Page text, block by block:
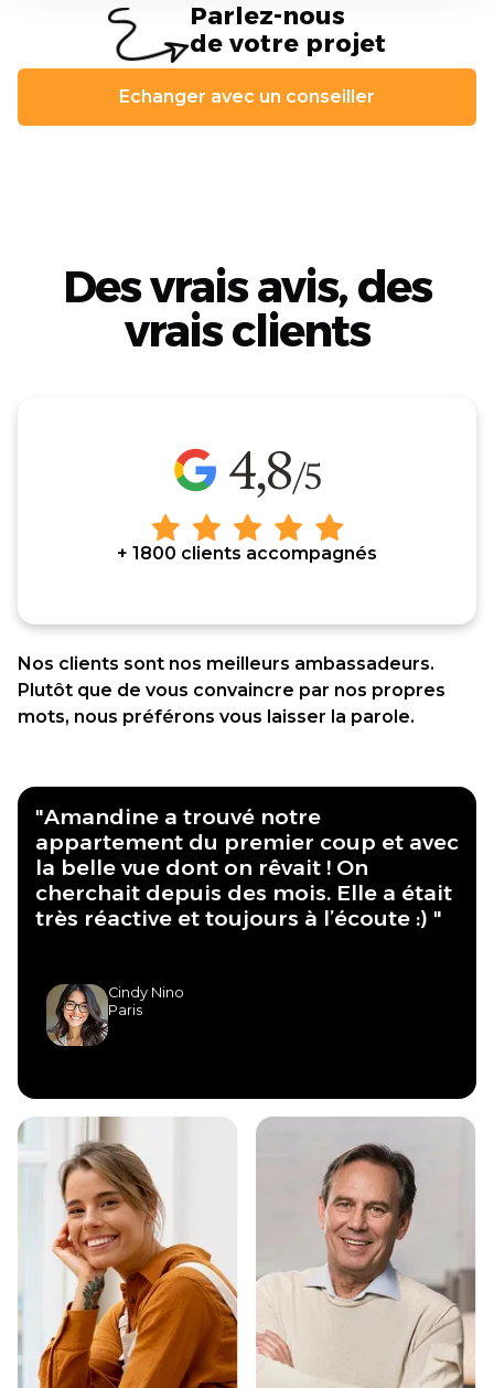
Parlez-nous
de votre projet
Echanger avec un conseiller
Des vrais avis, des
vrais clients
+ 1800 clients accompagnés
Nos clients sont nos meilleurs ambassadeurs.
Plutôt que de vous convaincre par nos propres
mots, nous préférons vous laisser la parole.
"Amandine a trouvé notre
appartement du premier coup et avec
la belle vue dont on rêvait ! On
cherchait depuis des mois. Elle a était
très réactive et toujours à l’écoute :) "
Cindy Nino
Paris